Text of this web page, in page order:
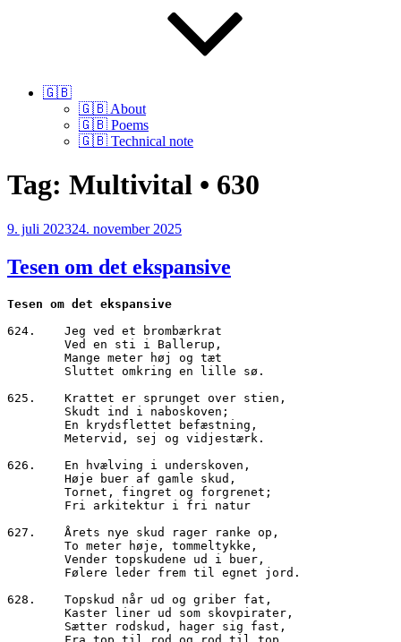
🇬🇧
🇬🇧 About
🇬🇧 Poems
🇬🇧 Technical note
Tag: Multivital • 630
Udgivet
9. juli 202324. november 2025
Tesen om det ekspansive
Tesen om det ekspansive
624.	Jeg ved et brombærkrat
        Ved en sti i Ballerup,
        Mange meter høj og tæt
        Sluttet omkring en lille sø.
625.	Krattet er sprunget over stien,
        Skudt ind i naboskoven;
        En krydsflettet befæstning,
        Metervid, sej og vidjestærk.
626.	En hvælving i underskoven,
        Høje buer af gamle skud,
        Tornet, fingret og forgrenet;
        Fri arkitektur i fri natur
627.	Årets nye skud rager ranke op,
        To meter høje, tommeltykke,
        Vender topskudene ud i buer,
        Følere leder frem til egnet jord.
628.	Topskud når ud og griber fat,
        Kaster liner ud som skovpirater,
        Sætter rodskud, hager sig fast,